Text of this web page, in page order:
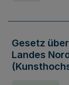
Gesetz
Landes